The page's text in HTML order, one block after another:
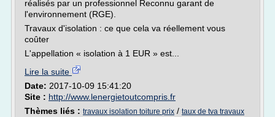
réalisés par un professionnel Reconnu garant de
l'environnement (RGE).
Travaux d'isolation : ce que cela va réellement vous
coûter
L'appellation « isolation à 1 EUR » est...
Lire la suite
Date: 2017-10-09 15:41:20
Site : http://www.lenergietoutcompris.fr
Thèmes liés : travaux isolation toiture prix / taux de tva travaux